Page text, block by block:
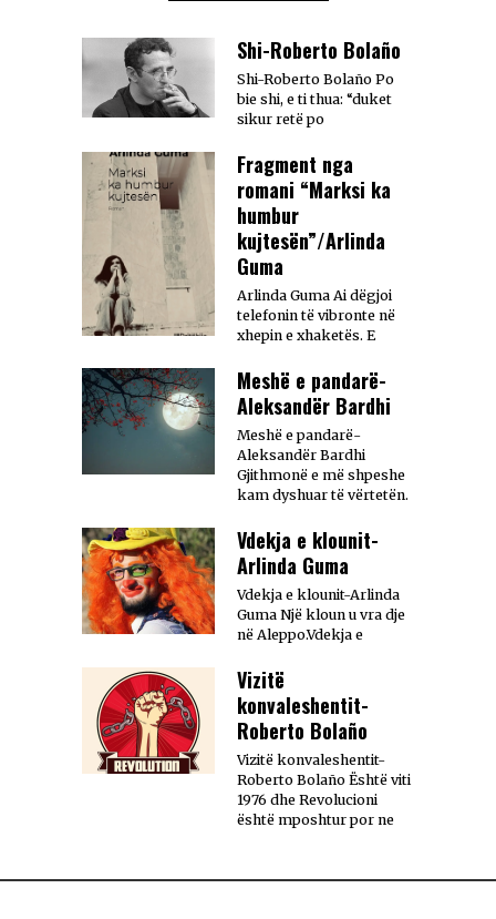
Shi-Roberto Bolaño
Shi-Roberto Bolaño Po
bie shi, e ti thua: “duket
sikur retë po
Fragment nga
romani “Marksi ka
humbur
kujtesën”/Arlinda
Guma
Arlinda Guma Ai dëgjoi
telefonin të vibronte në
xhepin e xhaketës. E
Meshë e pandarë-
Aleksandër Bardhi
Meshë e pandarë-
Aleksandër Bardhi
Gjithmonë e më shpeshe
kam dyshuar të vërtetën.
Vdekja e klounit-
Arlinda Guma
Vdekja e klounit-Arlinda
Guma Një kloun u vra dje
në Aleppo.Vdekja e
Vizitë
konvaleshentit-
Roberto Bolaño
Vizitë konvaleshentit-
Roberto Bolaño Është viti
1976 dhe Revolucioni
është mposhtur por ne